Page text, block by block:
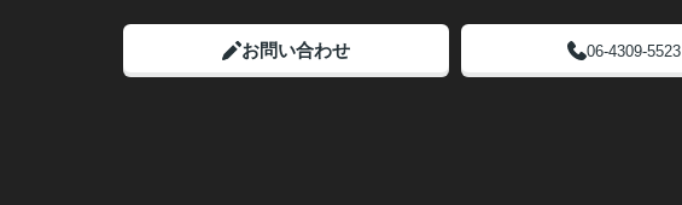
お問い合わせ 06-4309-5523